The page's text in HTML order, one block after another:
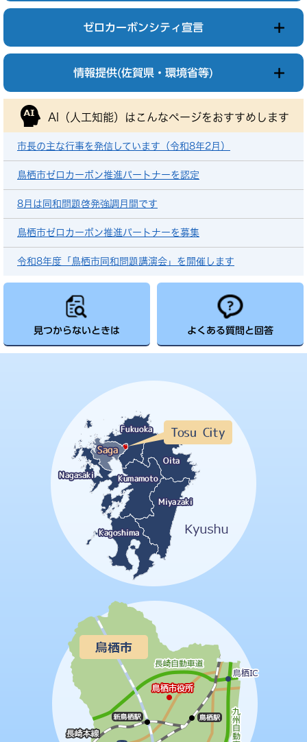
ゼロカーボンシティ宣言
情報提供(佐賀県・環境省等)
AI（人工知能）は こんなページをおすすめします
市長の主な行事を発信しています（令和8年2月）
鳥栖市ゼロカーボン推進パートナーを認定
8月は同和問題啓発強調月間です
鳥栖市ゼロカーボン推進パートナーを募集
令和8年度「鳥栖市同和問題講演会」を開催します
見つからないときは よくある質問と回答